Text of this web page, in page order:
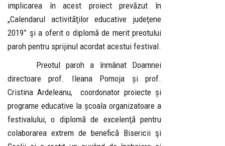
implicarea în acest proiect prevăzut în
„Calendarul activităţilor educative judeţene
2019” şi a oferit o diplomă de merit preotului
paroh pentru sprijinul acordat acestui festival.
Preotul paroh a înmânat Doamnei
directoare prof. Ileana Pomoja și prof.
Cristina Ardeleanu, coordonator proiecte și
programe educative la școala organizatoare a
festivalului, o diplomă de excelenţă pentru
colaborarea extrem de benefică Bisericii şi